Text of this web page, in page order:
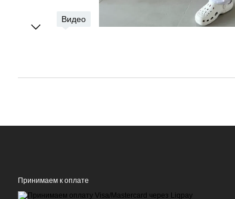
Видео
Принимаем к оплате